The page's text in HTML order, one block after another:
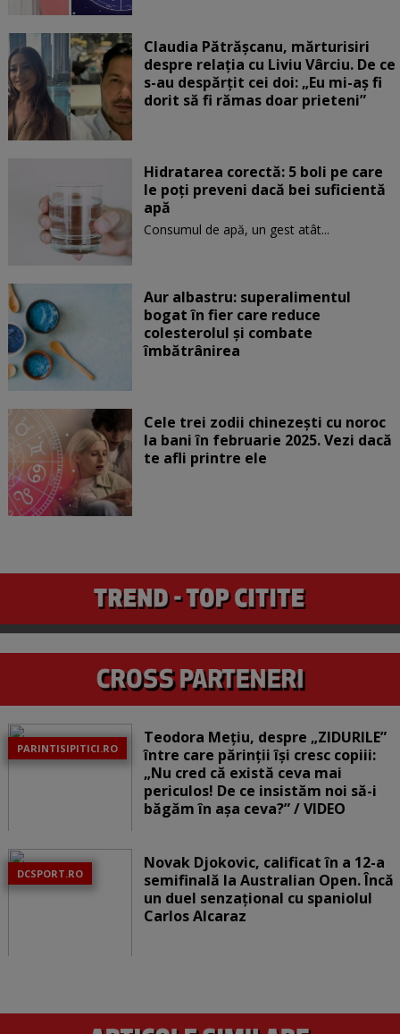
Claudia Pătrășcanu, mărturisiri
despre relația cu Liviu Vârciu. De ce
s-au despărțit cei doi: „Eu mi-aș fi
dorit să fi rămas doar prieteni”
Hidratarea corectă: 5 boli pe care
le poți preveni dacă bei suficientă
apă
Consumul de apă, un gest atât...
Aur albastru: superalimentul
bogat în fier care reduce
colesterolul și combate
îmbătrânirea
Cele trei zodii chinezești cu noroc
la bani în februarie 2025. Vezi dacă
te afli printre ele
PARINTISIPITICI.RO
Teodora Mețiu, despre „ZIDURILE”
între care părinții își cresc copiii:
„Nu cred că există ceva mai
periculos! De ce insistăm noi să-i
băgăm în așa ceva?” / VIDEO
DCSPORT.RO
Novak Djokovic, calificat în a 12-a
semifinală la Australian Open. Încă
un duel senzațional cu spaniolul
Carlos Alcaraz